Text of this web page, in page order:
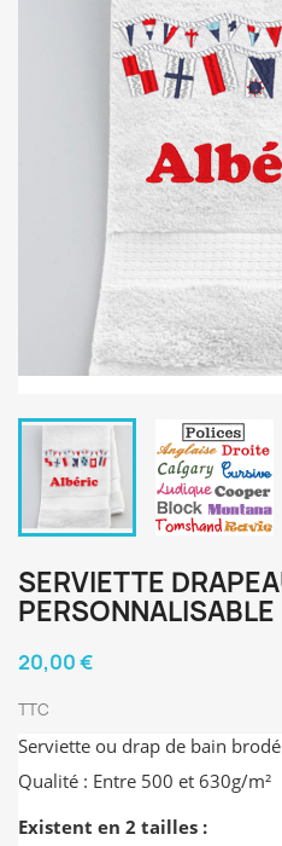
SERVIETTE
PERSONNALISABLE
20,00 €
TTC
Serviette ou drap de bain
Qualité : Entre 500 et 630g/m²
Existent en 2 tailles :